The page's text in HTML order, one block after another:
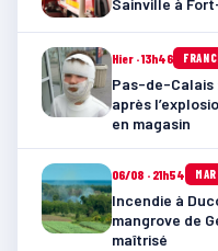
Sainville à
Hier · 13h46
Pas-de-Calais
après
en magasin
06/08 · 21h54
Incendie à
mangrove de
maîtrisé